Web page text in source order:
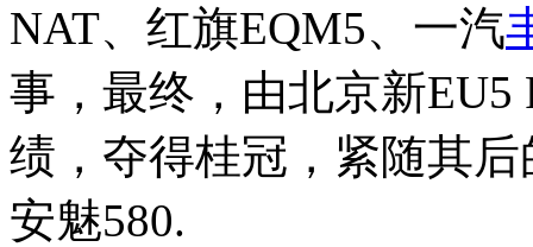
NAT、红旗EQM5、一汽
事，最终，由北京新EU5
绩，夺得桂冠，紧随其
安魅580.